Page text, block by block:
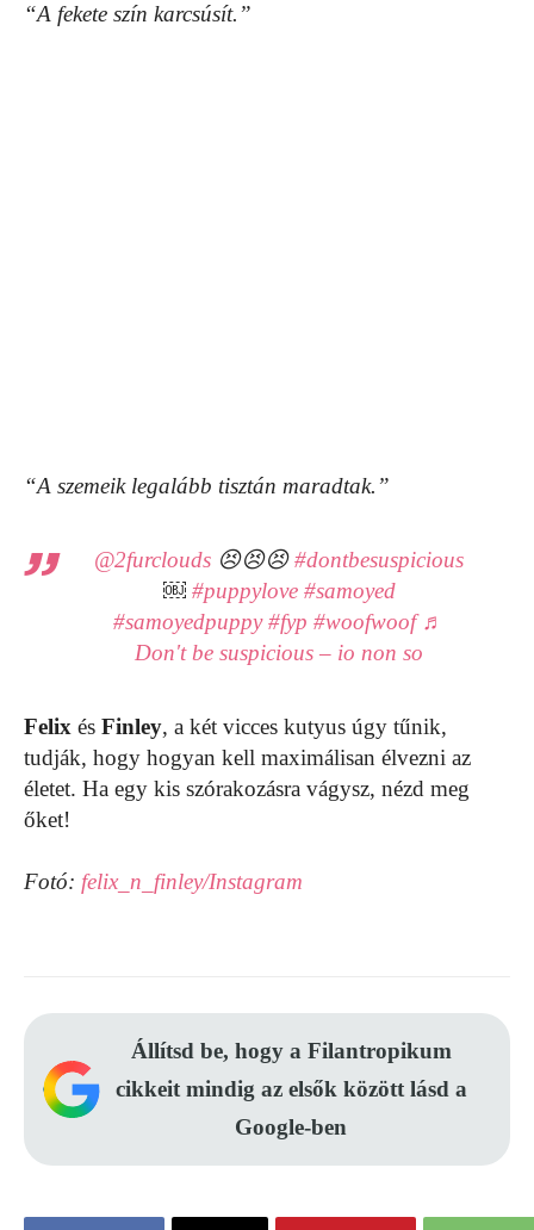
“A fekete szín karcsúsít.”
“A szemeik legalább tisztán maradtak.”
@2furclouds 😣😣😣#dontbesuspicious
￼ #puppylove #samoyed
#samoyedpuppy #fyp #woofwoof ♬
Don't be suspicious – io non so
Felix és Finley, a két vicces kutyus úgy tűnik,
tudják, hogy hogyan kell maximálisan élvezni az
életet. Ha egy kis szórakozásra vágysz, nézd meg
őket!
Fotó: felix_n_finley/Instagram
Állítsd be, hogy a Filantropikum
cikkeit mindig az elsők között lásd a
Google-ben